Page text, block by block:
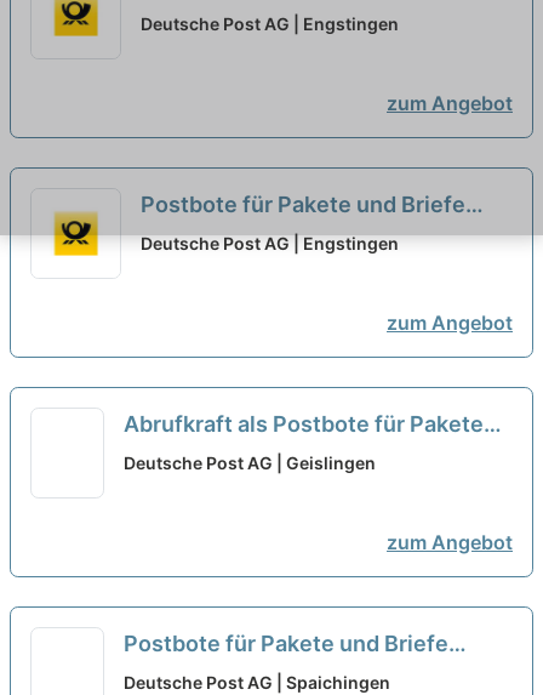
(m/w/d) neu
Deutsche Post AG | Engstingen
zum Angebot
Postbote für Pakete und Briefe
(m/w/d) neu
Deutsche Post AG | Engstingen
zum Angebot
Abrufkraft als Postbote für Pakete
und Briefe(m/w/d) neu
Deutsche Post AG | Geislingen
zum Angebot
Postbote für Pakete und Briefe
(m/w/d) neu
Deutsche Post AG | Spaichingen